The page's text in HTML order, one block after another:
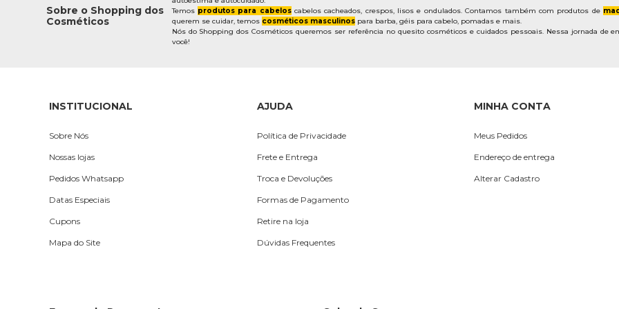
Sobre o Shopping dos
Cosméticos
Temos produtos para cabeloscabelos cacheados, crespos, lisos e ondulados. Contamos também com produtos de
querem se cuidar, temos cosméticos masculinospara barba, géis para cabelo, pomadas e mais.
Nós do Shopping dos Cosméticos queremos ser referência no quesito cosméticos e cuidados pessoais. Nessa jornada de
você!
INSTITUCIONAL
Sobre Nós
Nossas lojas
Pedidos Whatsapp
Datas Especiais
Cupons
Mapa do Site
AJUDA
Política de Privacidade
Frete e Entrega
Troca e Devoluções
Formas de Pagamento
Retire na loja
Dúvidas Frequentes
MINHA CONTA
Meus Pedidos
Endereço de entrega
Alterar Cadastro